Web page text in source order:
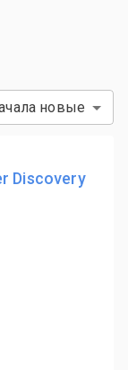
новые
Discovery